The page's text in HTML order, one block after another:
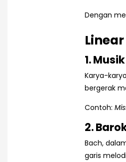
Dengan
1.
Karya-
bergerak
Contoh:
2.
Bach,
garis